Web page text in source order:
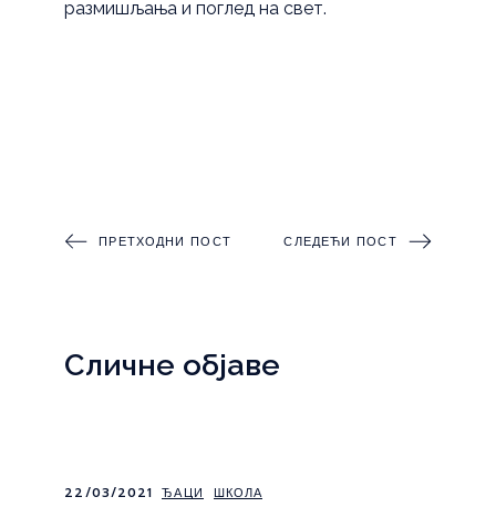
размишљања и поглед на свет.
ПРЕТХОДНИ ПОСТ СЛЕДЕЋИ ПОСТ
Сличне објаве
22/03/2021 ЂАЦИ ШКОЛА